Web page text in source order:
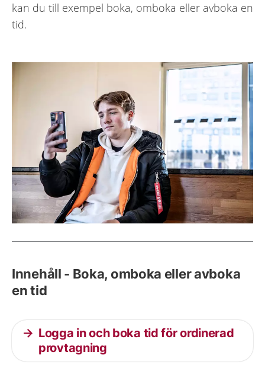
kan du till exempel boka, omboka eller avboka en
tid.
Innehåll - Boka, omboka eller avboka
en tid
Logga in och boka tid för ordinerad
provtagning